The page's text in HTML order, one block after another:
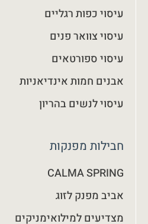
עיסוי כפות רגליים
עיסוי צוואר פנים
עיסוי ספורטאים
אבנים חמות אינדיאניות
עיסוי לנשים בהריון
חבילות מפנקות
CALMA SPRING
אביב מפנק לזוג
מצדיעים למילואימניקים